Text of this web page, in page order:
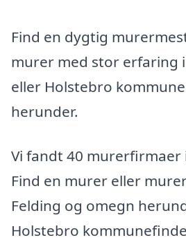
Find en dygtig
murer med stor erfaring
eller Holstebro
herunder.
Vi fandt 40 murerfirmaer
Find en murer eller
Felding og omegn
Holstebro